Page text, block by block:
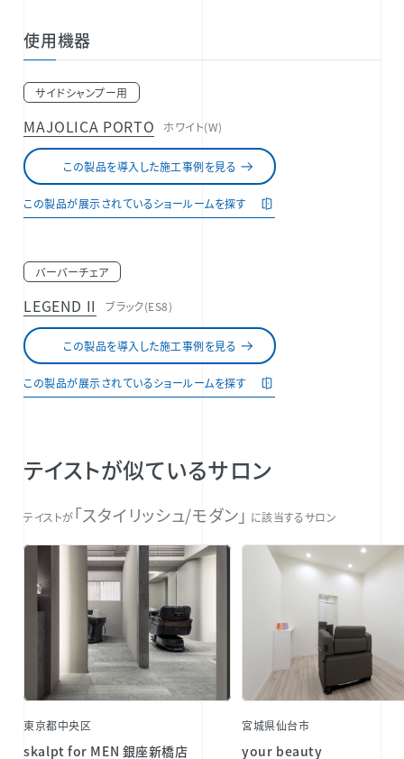
使用機器
サイドシャンプー用
MAJOLICA PORTO ホワイト(W)
この製品を導入した施工事例を見る
この製品が展示されているショールームを探す
バーバーチェア
LEGEND II ブラック(ES8)
この製品を導入した施工事例を見る
この製品が展示されているショールームを探す
テイストが似ているサロン
テイストが「スタイリッシュ/モダン」 に該当するサロン
東京都中央区
skalpt for MEN 銀座新橋店
宮城県仙台市
your beauty